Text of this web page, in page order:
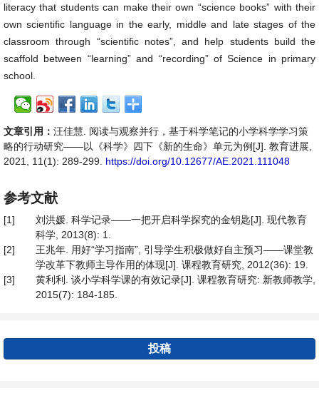
literacy that students can make their own “science books” with their
own scientific language in the early, middle and late stages of the
classroom through “scientific notes”, and help students build the
scaffold between “learning” and “recording” of Science in primary
school.
文章引用： 汪佳慧. 阅读与观察并行，基于科学笔记的小学科学学习策
略的行动研究——以《科学》四下《新的生命》单元为例[J]. 教育进展,
2021, 11(1): 289-299. https://doi.org/10.12677/AE.2021.111048
参考文献
[1]
刘洪媛. 科学记录——一把开启科学探究的金钥匙[J]. 现代教育
科学, 2013(8): 1.
[2]
王兆年. 用好“学习指南”, 引导学生积极做好自主预习——课堂教
学改革下教师主导作用的体现[J]. 课程教育研究, 2012(36): 19.
[3]
黄利利. 谈小学科学课的有效记录[J]. 课程教育研究: 新教师教学,
2015(7): 184-185.
投稿